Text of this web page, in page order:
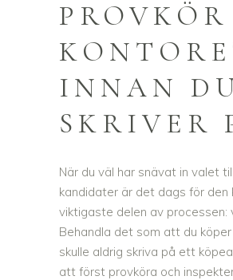
PROVKÖR
INNAN
SKRIVER
När du väl har snävat in valet
kandidater är det dags för den
viktigaste delen av processen:
Behandla det som att du köper
skulle aldrig skriva på ett
att först provköra och